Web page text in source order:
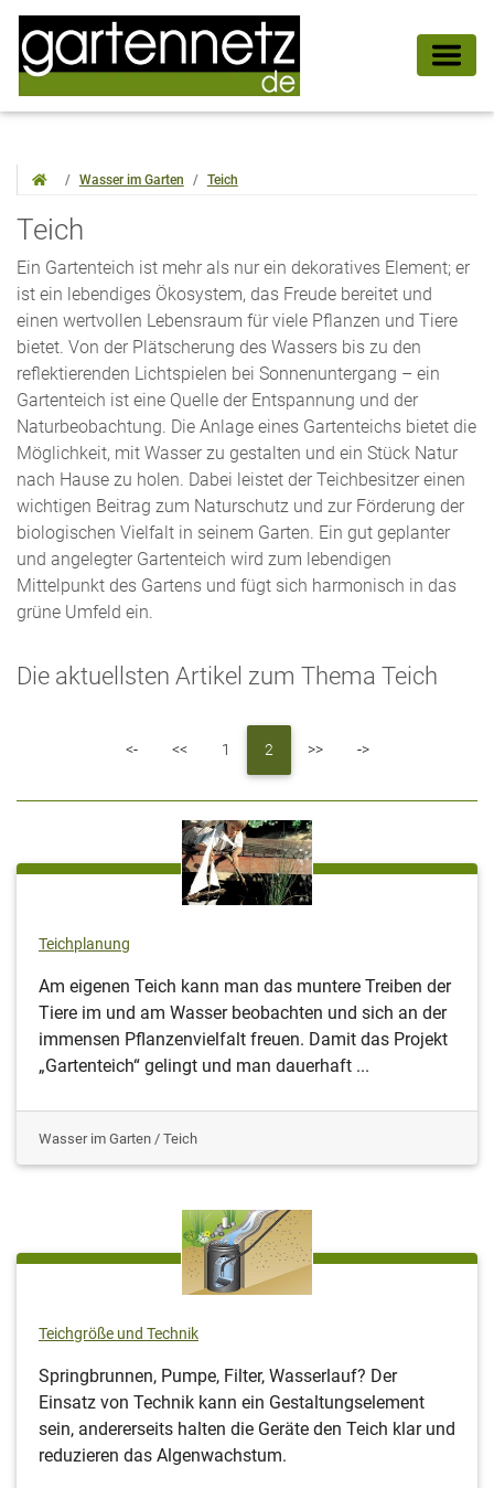
Wasser im Garten Teich
Teich
Ein Gartenteich ist mehr als nur ein dekoratives Element; er
ist ein lebendiges Ökosystem, das Freude bereitet und
einen wertvollen Lebensraum für viele Pflanzen und Tiere
bietet. Von der Plätscherung des Wassers bis zu den
reflektierenden Lichtspielen bei Sonnenuntergang – ein
Gartenteich ist eine Quelle der Entspannung und der
Naturbeobachtung. Die Anlage eines Gartenteichs bietet die
Möglichkeit, mit Wasser zu gestalten und ein Stück Natur
nach Hause zu holen. Dabei leistet der Teichbesitzer einen
wichtigen Beitrag zum Naturschutz und zur Förderung der
biologischen Vielfalt in seinem Garten. Ein gut geplanter
und angelegter Gartenteich wird zum lebendigen
Mittelpunkt des Gartens und fügt sich harmonisch in das
grüne Umfeld ein.
Die aktuellsten Artikel zum Thema Teich
<-First <<Previous
1 2 >>Next ->Last
Teichplanung
Am eigenen Teich kann man das muntere Treiben der
Tiere im und am Wasser beobachten und sich an der
immensen Pflanzenvielfalt freuen. Damit das Projekt
„Gartenteich“ gelingt und man dauerhaft ...
Wasser im Garten / Teich
Teichgröße und Technik
Springbrunnen, Pumpe, Filter, Wasserlauf? Der
Einsatz von Technik kann ein Gestaltungselement
sein, andererseits halten die Geräte den Teich klar und
reduzieren das Algenwachstum.